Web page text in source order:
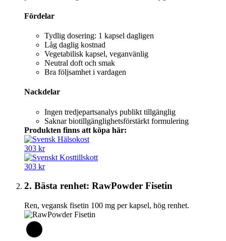
Fördelar
Tydlig dosering: 1 kapsel dagligen
Låg daglig kostnad
Vegetabilisk kapsel, veganvänlig
Neutral doft och smak
Bra följsamhet i vardagen
Nackdelar
Ingen tredjepartsanalys publikt tillgänglig
Saknar biotillgänglighetsförstärkt formulering
Produkten finns att köpa här:
303 kr
303 kr
2. Bästa renhet: RawPowder Fisetin
Ren, vegansk fisetin 100 mg per kapsel, hög renhet.